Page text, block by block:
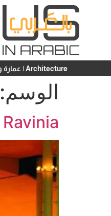
Architecture | عمارة و تخطيط
الوسم:
Ravinia